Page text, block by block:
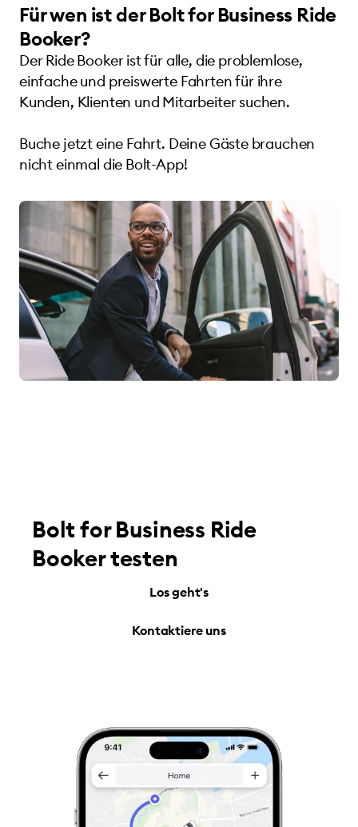
Für wen ist der Bolt for Business Ride
Booker?
Der Ride Booker ist für alle, die problemlose,
einfache und preiswerte Fahrten für ihre
Kunden, Klienten und Mitarbeiter suchen.
Buche jetzt eine Fahrt. Deine Gäste brauchen
nicht einmal die Bolt-App!
Bolt for Business Ride
Booker testen
Los geht's
Kontaktiere uns